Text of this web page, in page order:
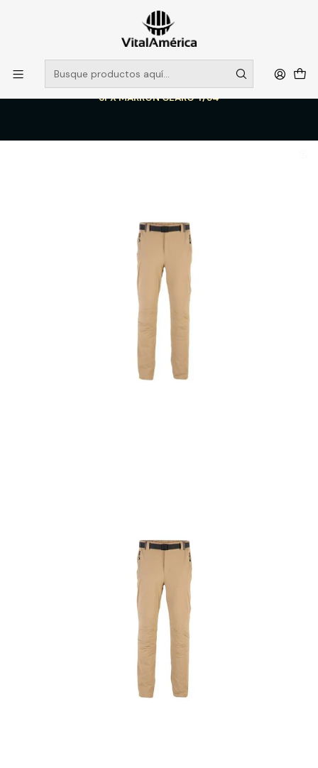
POR SISTEMA FRONTAL SOLO RETIROS EN TIENDA, DESDE
MUCHAS GRACIAS +569 5956 2237
Leer más
Catálogo
VESTIMENTA TECNICA Y CORPORATIVA
PANTALONES DE TRABAJO
PANTALON OUTWORK RIPSTOP ACACIO HOMBRE 90% NYLON 10%
SPX MARRON CLARO T/54